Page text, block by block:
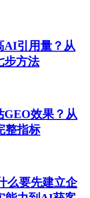
AI引用量？从
步方法
GEO效果？从
整指标
么要先建立企